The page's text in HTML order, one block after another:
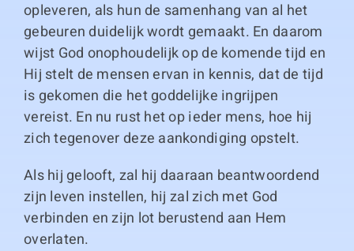
opleveren, als hun de samenhang van al het
gebeuren duidelijk wordt gemaakt. En daarom
wijst God onophoudelijk op de komende tijd en
Hij stelt de mensen ervan in kennis, dat de tijd
is gekomen die het goddelijke ingrijpen
vereist. En nu rust het op ieder mens, hoe hij
zich tegenover deze aankondiging opstelt.
Als hij gelooft, zal hij daaraan beantwoordend
zijn leven instellen, hij zal zich met God
verbinden en zijn lot berustend aan Hem
overlaten.